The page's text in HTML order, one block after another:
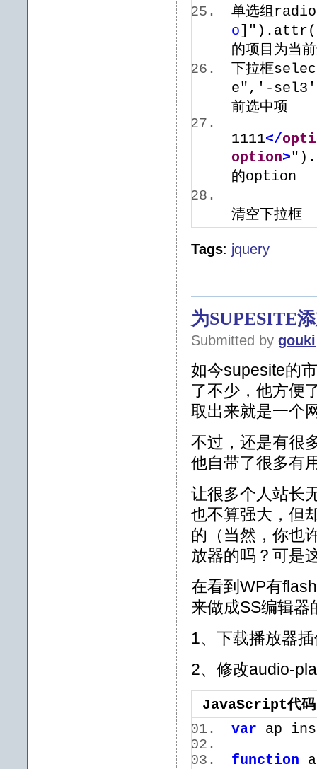
单选组
o
的项目为当
下拉框
e",'-
前选中项
1111</
option>
的option
清空下拉
Tags: jquery
为SUPESITE
Submitted by gouki
如今supesite的
了不少，他方便
取出来就是一个
不过，还是有很
他自带了很多有
让很多个人站长
也不算强大，但
的（当然，你也
放器的吗？可是
在看到WP有
来做成SS编辑器
1、下载播放器
2、修改audio-
JavaScript代码
var
function